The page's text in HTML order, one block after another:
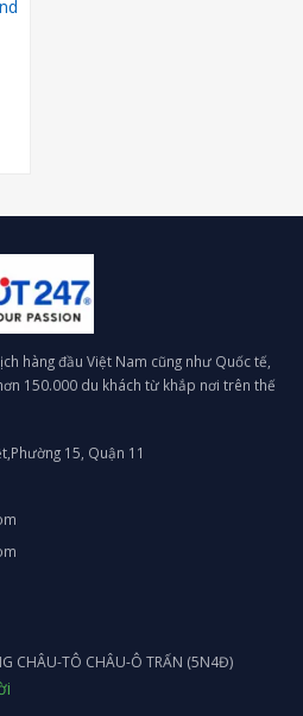
hàng đầu Việt Nam cũng như Quốc tế,
150.000 du khách từ khắp nơi trên thế
15, Quận 11
CHÂU-TÔ CHÂU-Ô TRẤN (5N4Đ)